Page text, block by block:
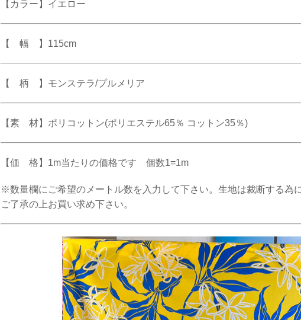
【カラー】イエロー
【 幅 】115cm
【 柄 】モンステラ/プルメリア
【素 材】ポリコットン(ポリエステル65％ コットン35％)
【価 格】1m当たりの価格です 個数1=1m
※数量欄にご希望のメートル数を入力して下さい。生地は裁断する為
ご了承の上お買い求め下さい。